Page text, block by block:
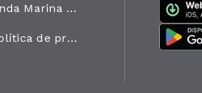
Onda Marina en Cifras
Política de privacidad